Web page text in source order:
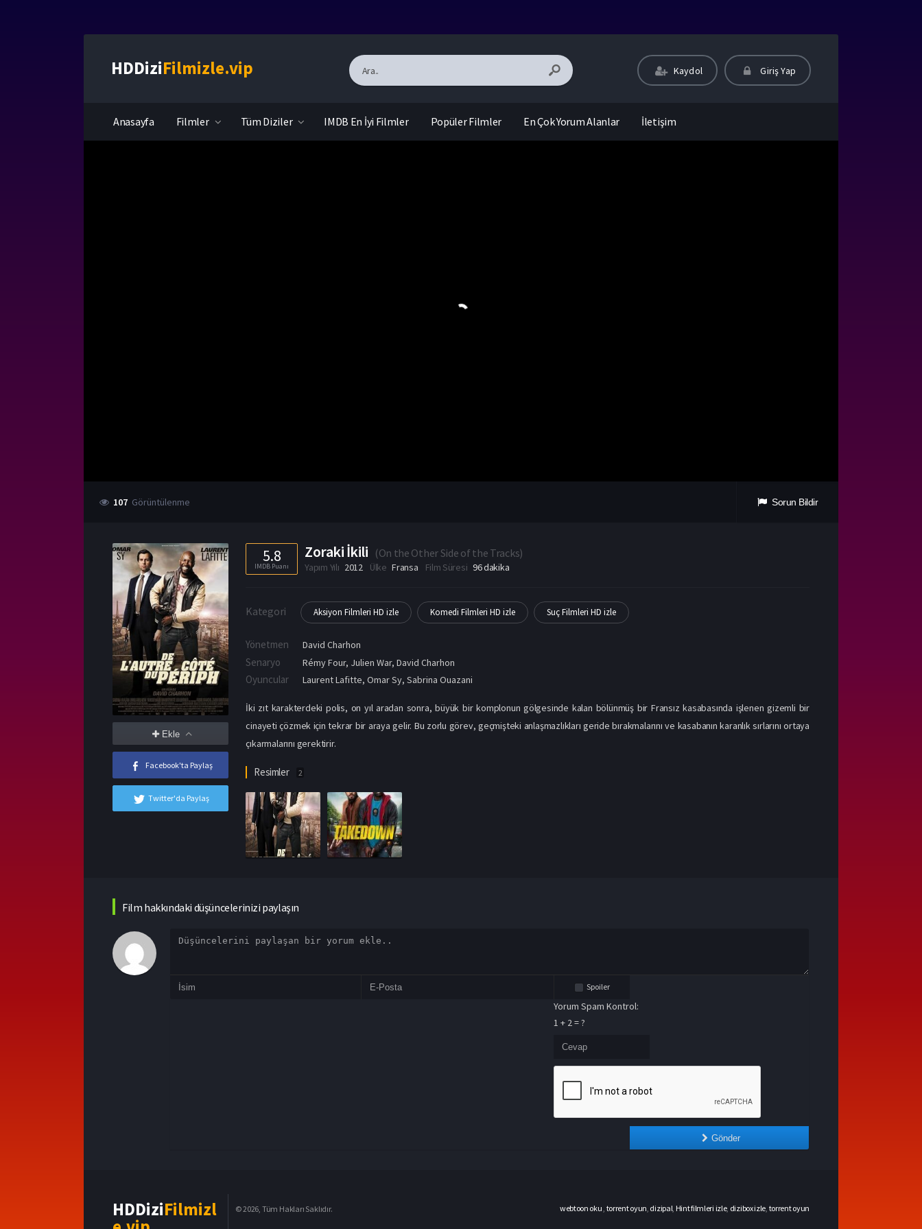
HDDiziFilmizle.vip Kaydol Giriş Yap
Anasayfa Filmler Tüm Diziler IMDB En İyi Filmler Popüler Filmler En Çok Yorum Alanlar İletişim
107 Görüntülenme Sorun Bildir
Ekle
Facebook'ta Paylaş
Twitter'da Paylaş
5.8
IMDB Puanı
Zoraki İkili (On the Other Side of the Tracks)
Yapım Yılı 2012 Ülke Fransa Film Süresi 96 dakika
Kategori Aksiyon Filmleri HD izle Komedi Filmleri HD izle Suç Filmleri HD izle
Yönetmen David Charhon
Senaryo Rémy Four, Julien War, David Charhon
Oyuncular Laurent Lafitte,Omar Sy,Sabrina Ouazani
İki zıt karakterdeki polis, on yıl aradan sonra, büyük bir komplonun gölgesinde kalan bölünmüş bir Fransız kasabasında işlenen gizemli bir
cinayeti çözmek için tekrar bir araya gelir. Bu zorlu görev, geçmişteki anlaşmazlıkları geride bırakmalarını ve kasabanın karanlık sırlarını ortaya
çıkarmalarını gerektirir.
Resimler 2
Film hakkındaki düşüncelerinizi paylaşın
Spoiler
Yorum Spam Kontrol:
1 + 2 = ?
Gönder
HDDiziFilmizl © 2026, Tüm Hakları Saklıdır. webtoon oku, torrent oyun, dizipal, Hint filmleri izle, dizibox izle, torrent oyun